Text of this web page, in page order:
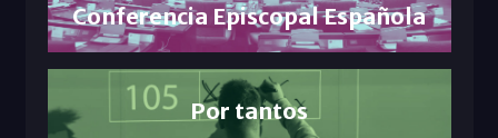
Conferencia Episcopal Española
Por tantos